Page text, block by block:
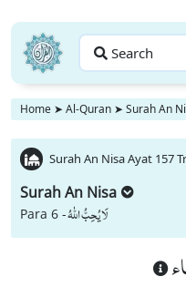
Search
Home ➤ Al-Quran ➤ Surah An
Surah An Nisa Ayat 157
Surah An Nisa
Para 6 -لَا یُحِبُّ اللّٰهُ